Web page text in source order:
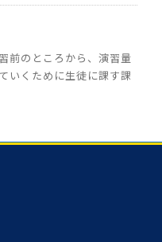
前のところから、演習量
いくために生徒に課す課